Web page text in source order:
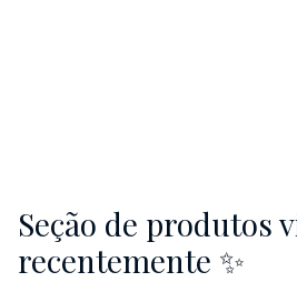
Seção de produtos
recentemente ✨